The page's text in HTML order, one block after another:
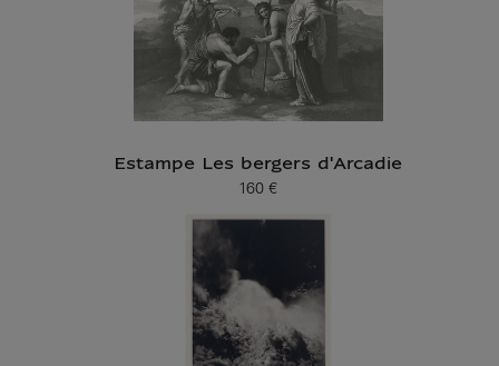
Estampe Les bergers d'Arcadie
Prix ​​actuel
160 €